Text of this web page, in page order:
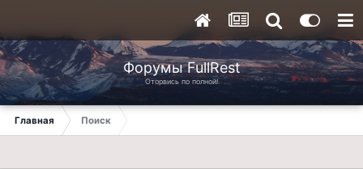
Форумы FullRest
Оторвись по полной!
Главная Поиск